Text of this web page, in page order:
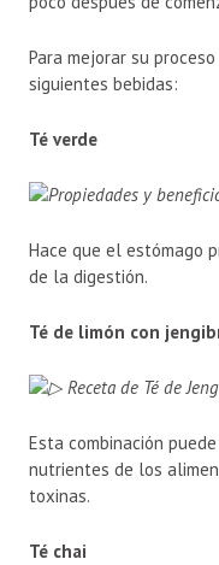
Para mejorar su
siguientes bebidas:
Té verde
Hace que el estómago
de la digestión.
Té de limón con
Esta combinación
nutrientes de los
toxinas.
Té chai